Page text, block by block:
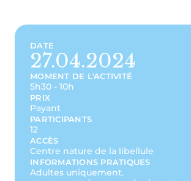
DATE
27.04.2024
MOMENT DE L'ACTIVITÉ
5h30 - 10h
PRIX
Payant
PARTICIPANTS
12
ACCÈS
Centre nature de la libellule
INFORMATIONS PRATIQUES
Adultes uniquement.